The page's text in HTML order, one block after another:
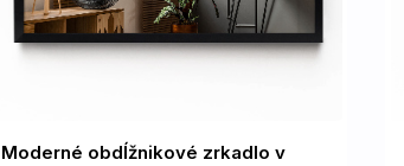
Moderné obdĺžnikové zrkadlo v